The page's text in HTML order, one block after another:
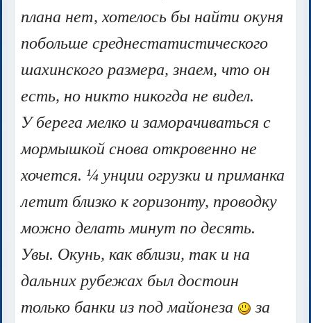
плана нет, хотелось бы найти окуня
побольше среднестатистического
шахинского размера, знаем, что он
есть, но никто никогда не видел.
У берега мелко и заморачиваться с
мормышкой снова откровенно не
хочется. ¼ унции огрузки и приманка
летит близко к горизонту, проводку
можно делать минут по десять.
Увы. Окунь, как вблизи, так и на
дальних рубежах был достоин
только банки из под майонеза
за